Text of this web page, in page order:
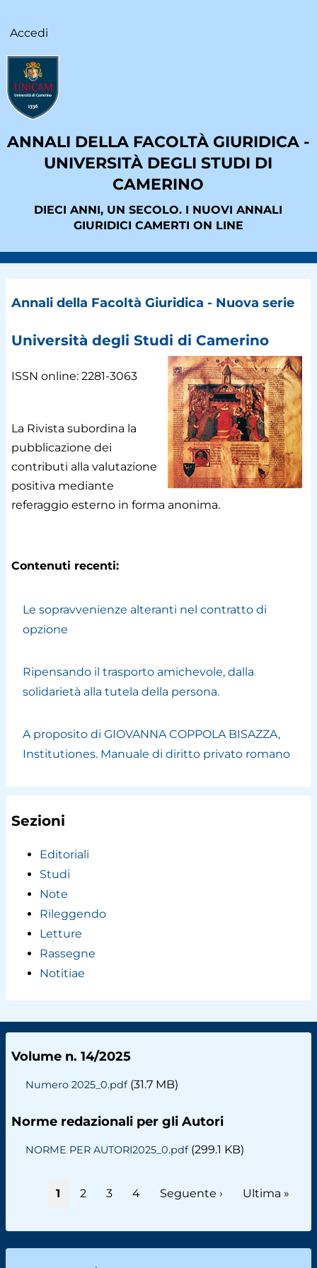
principale
User
account
menu
Accedi
ANNALI DELLA FACOLTÀ GIURIDICA -
UNIVERSITÀ DEGLI STUDI DI
CAMERINO
DIECI ANNI, UN SECOLO. I NUOVI ANNALI
GIURIDICI CAMERTI ON LINE
navigation
Annali della Facoltà Giuridica - Nuova serie
Università degli Studi di Camerino
ISSN online: 2281-3063
La Rivista subordina la
pubblicazione dei
contributi alla valutazione
positiva mediante
referaggio esterno in forma anonima.
Contenuti recenti:
Le sopravvenienze alteranti nel contratto di
opzione
Ripensando il trasporto amichevole, dalla
solidarietà alla tutela della persona.
A proposito di GIOVANNA COPPOLA BISAZZA,
Institutiones. Manuale di diritto privato romano
Sezioni
Editoriali
Studi
Note
Rileggendo
Letture
Rassegne
Notitiae
Volume n. 14/2025
Numero 2025_0.pdf (31.7 MB)
Norme redazionali per gli Autori
NORME PER AUTORI2025_0.pdf (299.1 KB)
Pagina
1 Page
2 Page
3 Page
4
Pagina
Seguente ›
Ultima
Ultima »